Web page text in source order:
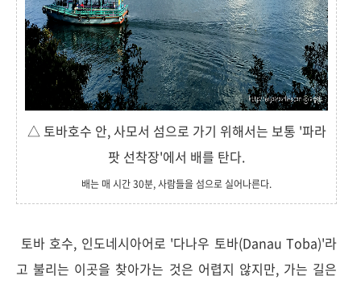
△ 토바호수 안, 사모서 섬으로 가기 위해서는 보통 '파라
팟 선착장'에서 배를 탄다.
배는 매 시간 30분, 사람들을 섬으로 실어나른다.
토바 호수, 인도네시아어로 '다나우 토바(Danau Toba)'라
고 불리는 이곳을 찾아가는 것은 어렵지 않지만, 가는 길은